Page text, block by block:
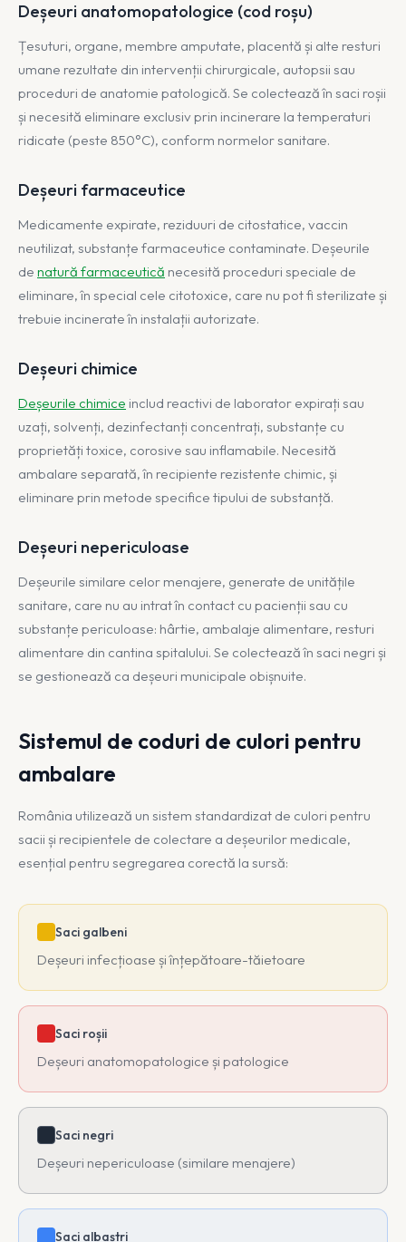
Deșeuri anatomopatologice (cod roșu)
Țesuturi, organe, membre amputate, placentă și alte resturi
umane rezultate din intervenții chirurgicale, autopsii sau
proceduri de anatomie patologică. Se colectează în saci roșii
și necesită eliminare exclusiv prin incinerare la temperaturi
ridicate (peste 850°C), conform normelor sanitare.
Deșeuri farmaceutice
Medicamente expirate, reziduuri de citostatice, vaccin
neutilizat, substanțe farmaceutice contaminate. Deșeurile
de natură farmaceutică necesită proceduri speciale de
eliminare, în special cele citotoxice, care nu pot fi sterilizate și
trebuie incinerate în instalații autorizate.
Deșeuri chimice
Deșeurile chimice includ reactivi de laborator expirați sau
uzați, solvenți, dezinfectanți concentrați, substanțe cu
proprietăți toxice, corosive sau inflamabile. Necesită
ambalare separată, în recipiente rezistente chimic, și
eliminare prin metode specifice tipului de substanță.
Deșeuri nepericuloase
Deșeurile similare celor menajere, generate de unitățile
sanitare, care nu au intrat în contact cu pacienții sau cu
substanțe periculoase: hârtie, ambalaje alimentare, resturi
alimentare din cantina spitalului. Se colectează în saci negri și
se gestionează ca deșeuri municipale obișnuite.
Sistemul de coduri de culori pentru
ambalare
România utilizează un sistem standardizat de culori pentru
sacii și recipientele de colectare a deșeurilor medicale,
esențial pentru segregarea corectă la sursă:
Saci galbeni
Deșeuri infecțioase și înțepătoare-tăietoare
Saci roșii
Deșeuri anatomopatologice și patologice
Saci negri
Deșeuri nepericuloase (similare menajere)
Saci albaștri